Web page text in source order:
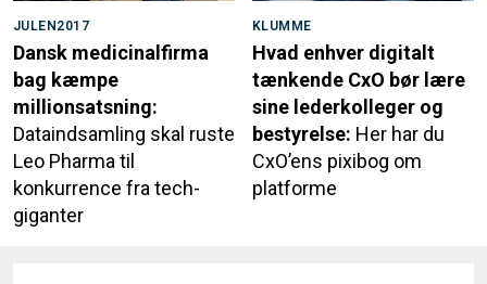
JULEN2017
Dansk medicinalfirma
bag kæmpe
millionsatsning:
Dataindsamling skal ruste
Leo Pharma til
konkurrence fra tech-
giganter
KLUMME
Hvad enhver digitalt
tænkende CxO bør lære
sine lederkolleger og
bestyrelse: Her har du
CxO’ens pixibog om
platforme